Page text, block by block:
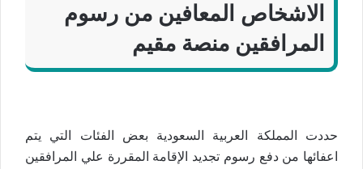
الاشخاص المعافين من رسوم
المرافقين منصة مقيم
حددت المملكة العربية السعودية بعض الفئات التي يتم
اعفائها من دفع رسوم تجديد الإقامة المقررة علي المرافقين